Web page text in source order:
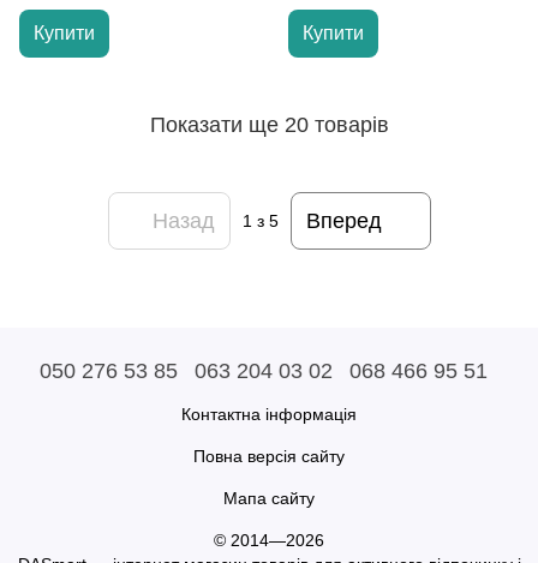
Купити Купити
Показати ще 20 товарів
Назад 1з 5 Вперед
050 276 53 85 063 204 03 02 068 466 95 51
Контактна інформація
Повна версія сайту
Мапа сайту
© 2014—2026